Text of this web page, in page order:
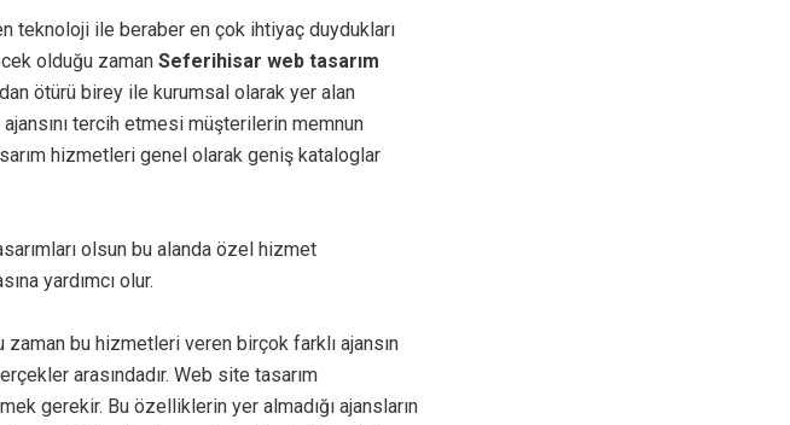
teknoloji ile beraber en çok ihtiyaç duydukları
olduğu zaman Seferihisar web tasarım
ötürü birey ile kurumsal olarak yer alan
tercih etmesi müşterilerin memnun
hizmetleri genel olarak geniş kataloglar
olsun bu alanda özel hizmet
yardımcı olur.
bu hizmetleri veren birçok farklı ajansın
arasındadır. Web site tasarım
gerekir. Bu özelliklerin yer almadığı ajansların